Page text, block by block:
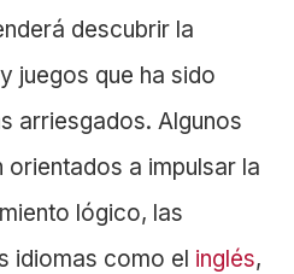
descubrir la
y juegos que ha sido
arriesgados. Algunos
a impulsar la
lógico, las
idiomas como el inglés,